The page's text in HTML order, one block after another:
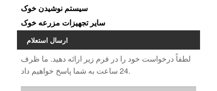
سیستم نوشیدن خوک
سایر تجهیزات مزرعه خوک
ارسال استعلام
لطفاً درخواست خود را در فرم زیر ارائه دهید. ما ظرف
24 ساعت به شما پاسخ خواهیم داد.